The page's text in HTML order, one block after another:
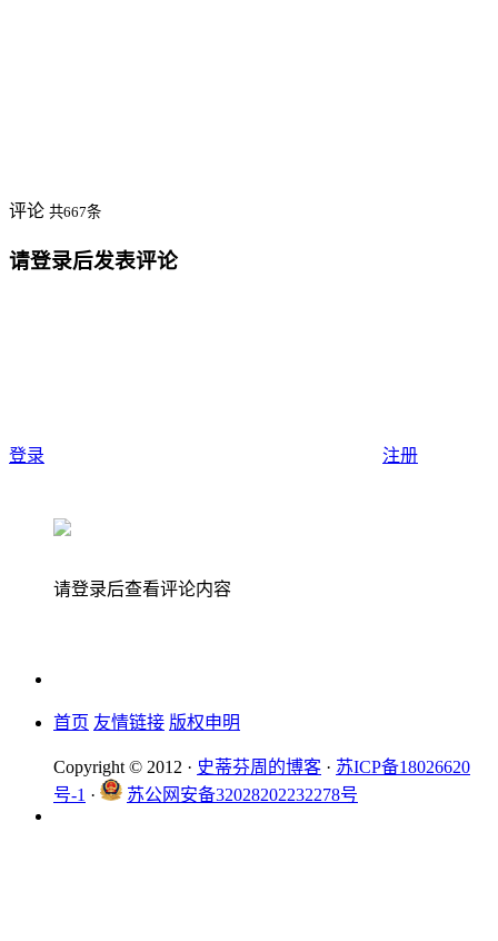
评论 共667条
请登录后发表评论
登录 注册
请登录后查看评论内容
首页 友情链接 版权申明
Copyright © 2012 · 史蒂芬周的博客 · 苏ICP备18026620
号-1 · 苏公网安备32028202232278号